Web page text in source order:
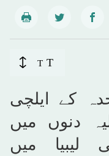
T
T
کے ایلچی
دنوں میں
لیبیا میں